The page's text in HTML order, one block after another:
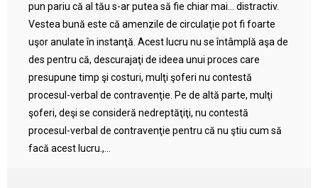
pun pariu că al tău s-ar putea să fie chiar mai… distractiv.
Vestea bună este că amenzile de circulaţie pot fi foarte
uşor anulate în instanţă. Acest lucru nu se întâmplă aşa de
des pentru că, descurajaţi de ideea unui proces care
presupune timp şi costuri, mulţi şoferi nu contestă
procesul-verbal de contravenţie. Pe de altă parte, mulţi
şoferi, deşi se consideră nedreptăţiţi, nu contestă
procesul-verbal de contravenţie pentru că nu ştiu cum să
facă acest lucru.,...